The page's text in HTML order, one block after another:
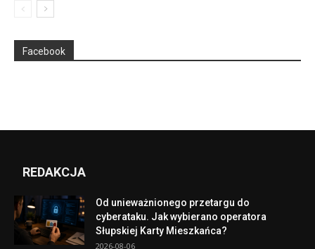
Facebook
REDAKCJA
Od unieważnionego przetargu do
cyberataku. Jak wybierano operatora
Słupskiej Karty Mieszkańca?
2026-08-06